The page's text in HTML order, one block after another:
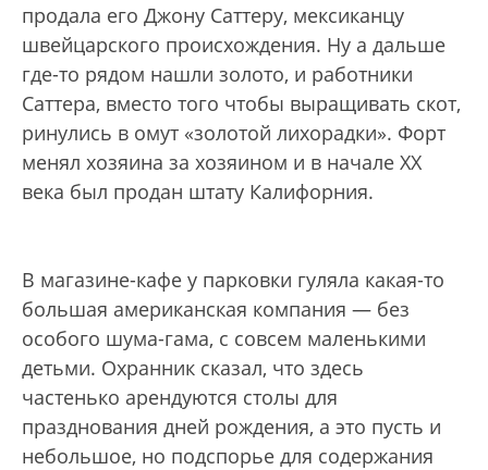
продала его Джону Саттеру, мексиканцу
швейцарского происхождения. Ну а дальше
где-то рядом нашли золото, и работники
Саттера, вместо того чтобы выращивать скот,
ринулись в омут «золотой лихорадки». Форт
менял хозяина за хозяином и в начале XX
века был продан штату Калифорния.
В магазине-кафе у парковки гуляла какая-то
большая американская компания — без
особого шума-гама, с совсем маленькими
детьми. Охранник сказал, что здесь
частенько арендуются столы для
празднования дней рождения, а это пусть и
небольшое, но подспорье для содержания